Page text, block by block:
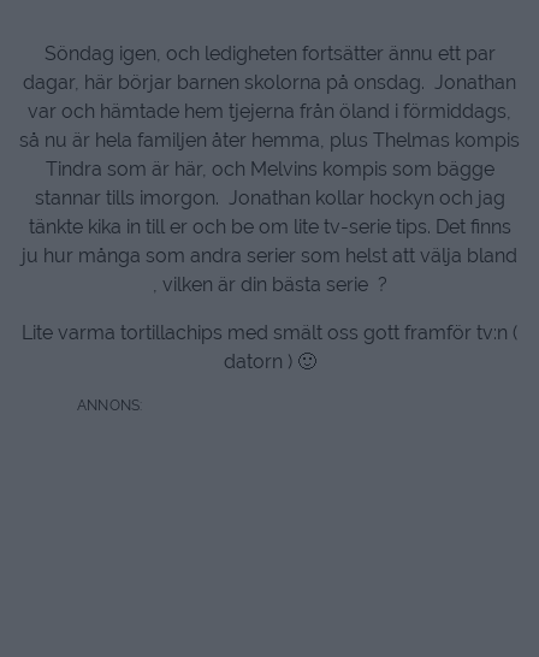
Söndag igen, och ledigheten fortsätter ännu ett par
dagar, här börjar barnen skolorna på onsdag. Jonathan
var och hämtade hem tjejerna från öland i förmiddags,
så nu är hela familjen åter hemma, plus Thelmas kompis
Tindra som är här, och Melvins kompis som bägge
stannar tills imorgon. Jonathan kollar hockyn och jag
tänkte kika in till er och be om lite tv-serie tips. Det finns
ju hur många som andra serier som helst att välja bland
, vilken är din bästa serie ?
Lite varma tortillachips med smält oss gott framför tv:n (
datorn ) 🙂